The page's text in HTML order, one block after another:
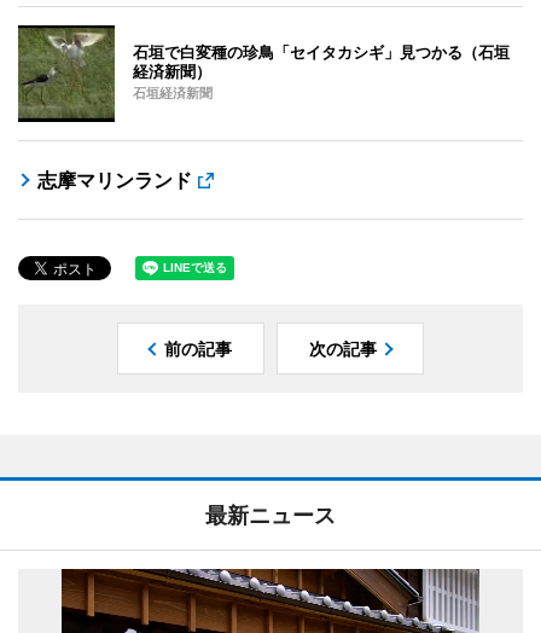
石垣で白変種の珍鳥「セイタカシギ」見つかる（石垣
経済新聞）
石垣経済新聞
志摩マリンランド
前の記事 次の記事
最新ニュース